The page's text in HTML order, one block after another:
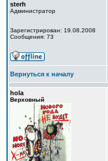
sterh
Администратор
Зарегистрирован: 19.08.2008
Сообщения: 73
Вернуться к началу
hola
Верховный